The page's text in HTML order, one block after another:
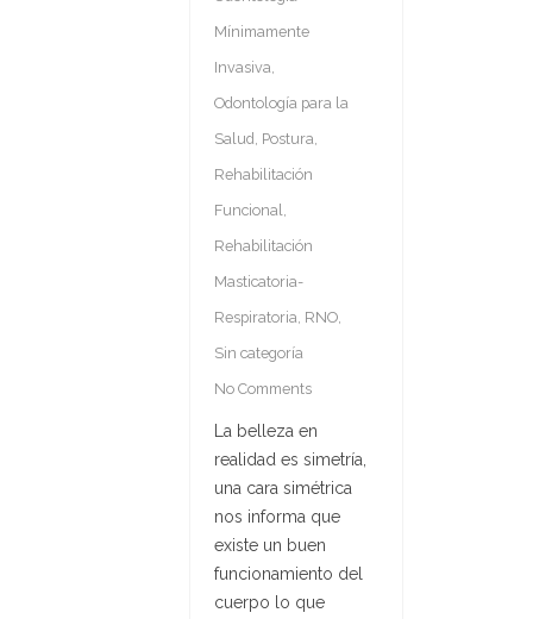
Mínimamente
Invasiva
Odontología para la
Salud Postura
Rehabilitación
Funcional
Rehabilitación
Masticatoria-
Respiratoria RNO
Sin categoría
No Comments
La belleza en
realidad es simetría,
una cara simétrica
nos informa que
existe un buen
funcionamiento del
cuerpo lo que